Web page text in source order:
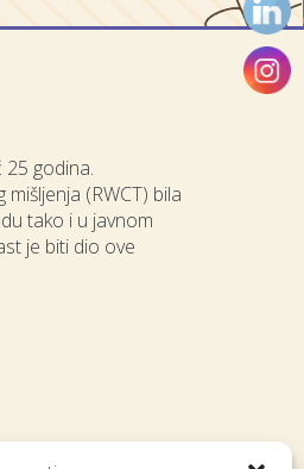
25 godina.
(RWCT) bila
tako i u javnom
je biti dio ove